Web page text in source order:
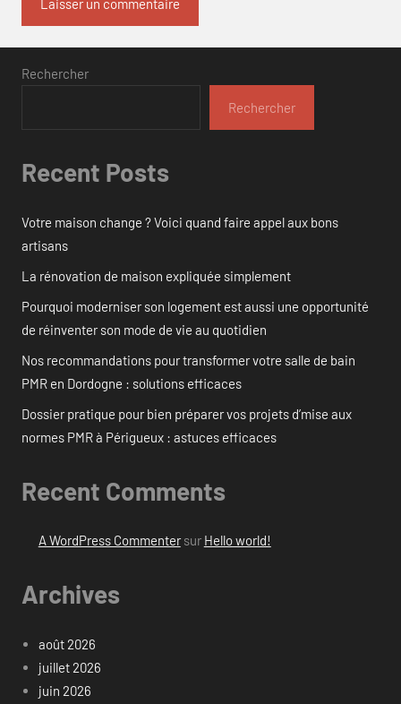
Rechercher
Rechercher
Recent Posts
Votre maison change ? Voici quand faire appel aux bons
artisans
La rénovation de maison expliquée simplement
Pourquoi moderniser son logement est aussi une opportunité
de réinventer son mode de vie au quotidien
Nos recommandations pour transformer votre salle de bain
PMR en Dordogne : solutions efficaces
Dossier pratique pour bien préparer vos projets d’mise aux
normes PMR à Périgueux : astuces efficaces
Recent Comments
A WordPress Commentersur Hello world!
Archives
août 2026
juillet 2026
juin 2026